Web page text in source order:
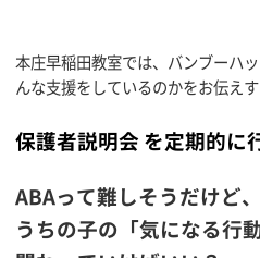
本庄早稲田教室では、バンブーハ
んな支援をしているのかをお伝えす
保護者説明会 を定期的に
ABAって難しそうだけど
うちの子の「気になる行